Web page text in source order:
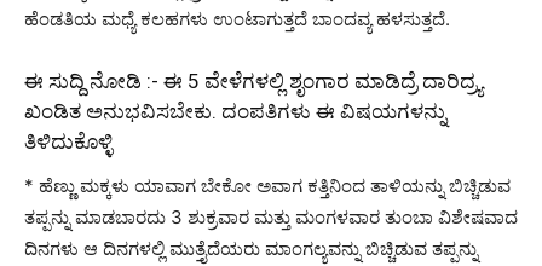
ಹೆಂಡತಿಯ ಮಧ್ಯೆ ಕಲಹಗಳು ಉಂಟಾಗುತ್ತದೆ ಬಾಂದವ್ಯ ಹಳಸುತ್ತದೆ.
ಈ ಸುದ್ದಿ ನೋಡಿ :- ಈ 5 ವೇಳೆಗಳಲ್ಲಿ ಶೃಂಗಾರ ಮಾಡಿದ್ರೆ ದಾರಿದ್ರ್ಯ
ಖಂಡಿತ ಅನುಭವಿಸಬೇಕು. ದಂಪತಿಗಳು ಈ ವಿಷಯಗಳನ್ನು
ತಿಳಿದುಕೊಳ್ಳಿ
* ಹೆಣ್ಣು ಮಕ್ಕಳು ಯಾವಾಗ ಬೇಕೋ ಅವಾಗ ಕತ್ತಿನಿಂದ ತಾಳಿಯನ್ನು ಬಿಚ್ಚಿಡುವ
ತಪ್ಪನ್ನು ಮಾಡಬಾರದು 3 ಶುಕ್ರವಾರ ಮತ್ತು ಮಂಗಳವಾರ ತುಂಬಾ ವಿಶೇಷವಾದ
ದಿನಗಳು ಆ ದಿನಗಳಲ್ಲಿ ಮುತ್ತೈದೆಯರು ಮಾಂಗಲ್ಯವನ್ನು ಬಿಚ್ಚಿಡುವ ತಪ್ಪನ್ನು